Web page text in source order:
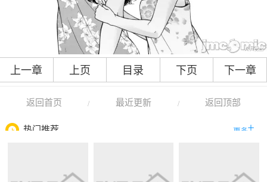
上一章 上页 目录 下页 下一章
返回首页 / 最近更新 / 返回顶部
热门推荐